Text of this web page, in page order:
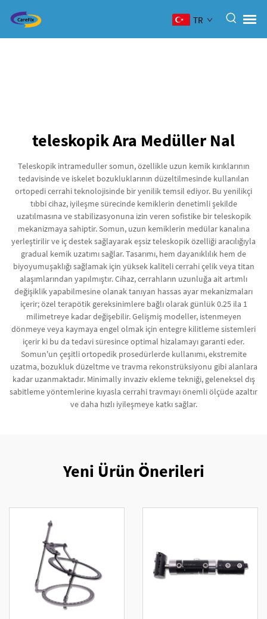
TR
teleskopik Ara Medüller Nal
Teleskopik intrameduller somun, özellikle uzun kemik kırıklarının
tedavisinde ve iskelet bozukluklarının düzeltilmesinde kullanılan
ortopedi cerrahi teknolojisinde bir yenilik temsil ediyor. Bu yenilikçi
tıbbi cihaz, iyileşme sürecinde kemiklerin denetimli şekilde
uzatılmasına ve stabilizasyonuna izin veren sofistike bir teleskopik
mekanizmaya sahiptir. Somun, uzun kemiklerin medülar kanalına
yerleştirilir ve iç destek sağlayarak eşsiz teleskopik özelliği aracılığıyla
gradual kemik uzatımı sağlar. Tasarımı, hem dayanıklılık hem de
biyoyumuşaklığı sağlamak için yüksek kaliteli cerrahi çelik veya titan
alaşımlarından yapılmıştır. Cihaz, cerrahların uzunluğa ait artımlı
değişiklik yapabilmesine olanak tanıyan hassas ayar mekanizmaları
içerir; özel terapötik gereksinimlere bağlı olarak günlük 0.25 ila 1
milimetreye kadar değişebilir. Gelişmiş modeller, istenmeyen
dönmeye veya kaymaya engel olmak için entegre kilitleme sistemleri
içerir ki bu da tedavi süresince optimal hizalamayı garanti eder.
Somun'un çeşitli ortopedik prosedürlerde kullanımı, ekstremite
uzatma, bozukluk düzeltme ve travma rekonstrüksiyonu gibi alanlara
kadar uzanmaktadır. Minimally invaziv ekleme tekniği, geleneksel dış
sabitleme yöntemlerine kıyasla cerrahi travmayı önemli ölçüde azaltır
ve daha hızlı iyileşmeye katkı sağlar.
Yeni Ürün Önerileri